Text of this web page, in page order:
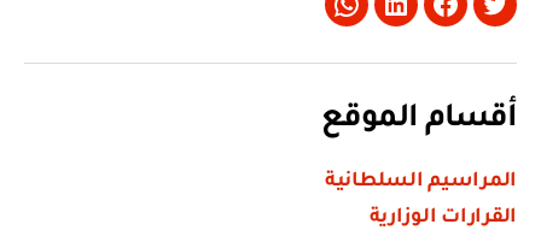
Twitter
Facebook
LinkedIn
Whatsapp
أقسام الموقع
المراسيم السلطانية
القرارات الوزارية